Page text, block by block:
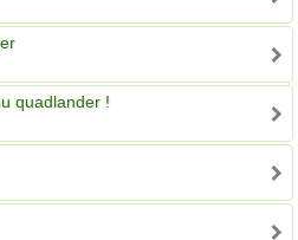
quadlander !